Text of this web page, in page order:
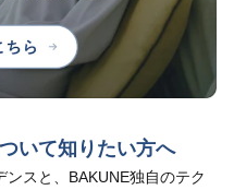
いて知りたい方へ
スと、BAKUNE独自のテク